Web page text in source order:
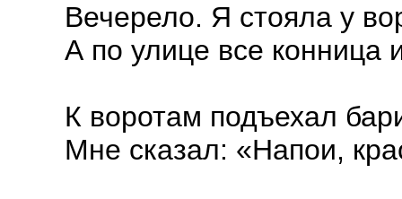
Вечерело. Я стояла у
А по улице все конница
К воротам подъехал
Мне сказал: «Напои,